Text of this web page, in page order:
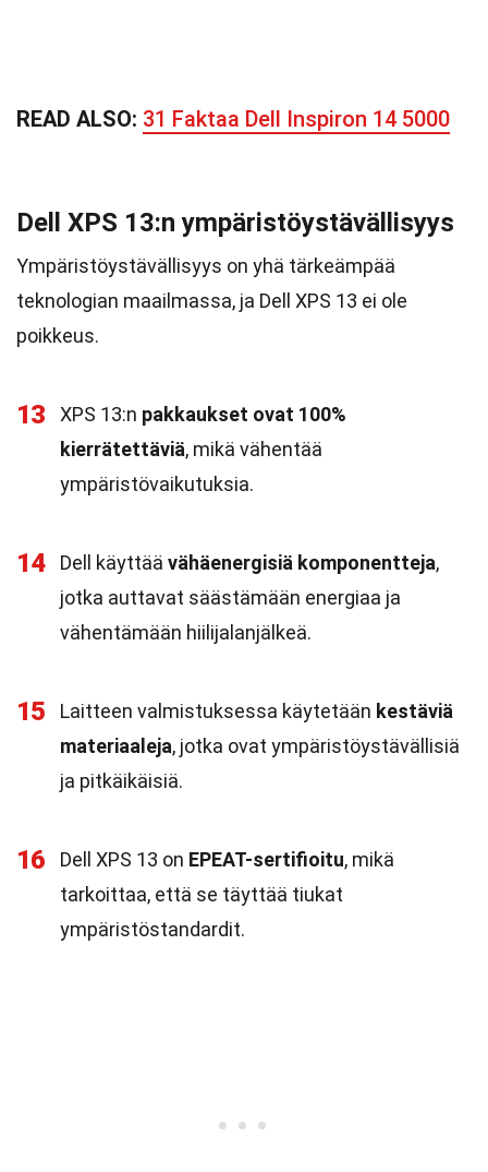
READ ALSO: 31 Faktaa Dell Inspiron 14 5000
Dell XPS 13:n ympäristöystävällisyys
Ympäristöystävällisyys on yhä tärkeämpää
teknologian maailmassa, ja Dell XPS 13 ei ole
poikkeus.
13 XPS 13:n pakkaukset ovat 100%
kierrätettäviä, mikä vähentää
ympäristövaikutuksia.
14 Dell käyttää vähäenergisiä komponentteja,
jotka auttavat säästämään energiaa ja
vähentämään hiilijalanjälkeä.
15 Laitteen valmistuksessa käytetään kestäviä
materiaaleja, jotka ovat ympäristöystävällisiä
ja pitkäikäisiä.
16 Dell XPS 13 on EPEAT-sertifioitu, mikä
tarkoittaa, että se täyttää tiukat
ympäristöstandardit.